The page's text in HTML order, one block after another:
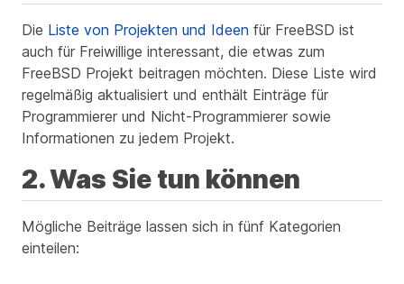
Die Liste von Projekten und Ideen für FreeBSD ist
auch für Freiwillige interessant, die etwas zum
FreeBSD Projekt beitragen möchten. Diese Liste wird
regelmäßig aktualisiert und enthält Einträge für
Programmierer und Nicht-Programmierer sowie
Informationen zu jedem Projekt.
2. Was Sie tun können
Mögliche Beiträge lassen sich in fünf Kategorien
einteilen: